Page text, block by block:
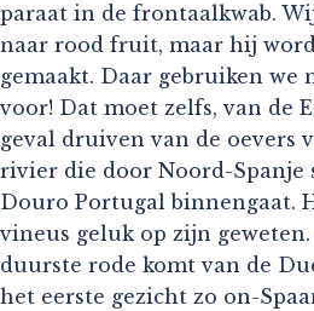
paraat in de frontaalkwab.
naar rood fruit, maar hij
gemaakt. Daar gebruiken
voor! Dat moet zelfs, van de
geval druiven van de oevers
rivier die door Noord-Spanje
Douro Portugal binnengaat.
vineus geluk op zijn geweten.
duurste rode komt van de
het eerste gezicht zo on-